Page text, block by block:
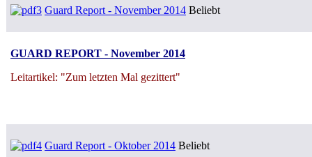
Guard Report - November 2014 Beliebt
GUARD REPORT - November 2014
Leitartikel: "Zum letzten Mal gezittert"
Guard Report - Oktober 2014 Beliebt